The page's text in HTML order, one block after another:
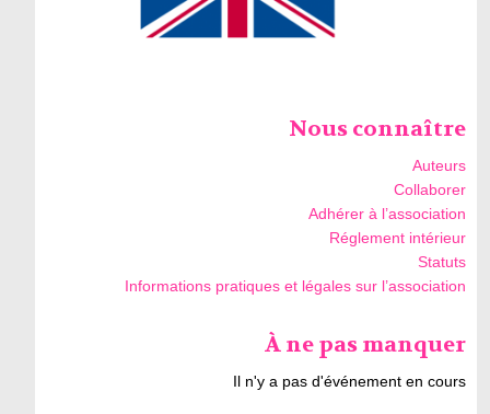
Nous connaître
Auteurs
Collaborer
Adhérer à l’association
Réglement intérieur
Statuts
Informations pratiques et légales sur l’association
À ne pas manquer
Il n'y a pas d'événement en cours